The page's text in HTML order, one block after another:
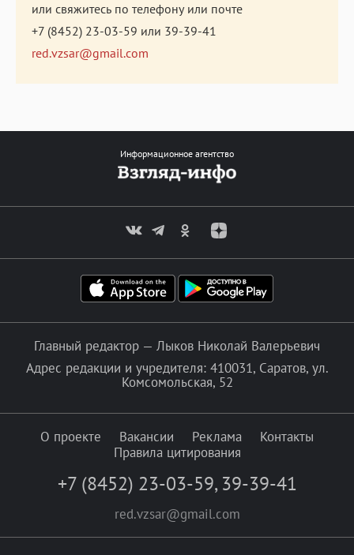
или свяжитесь по телефону или почте
+7 (8452) 23-03-59 или 39-39-41
red.vzsar@gmail.com
Информационное агентство
Главный редактор — Лыков Николай Валерьевич
Адрес редакции и учредителя: 410031, Саратов, ул.
Комсомольская, 52
О проекте Вакансии Реклама
Контакты
Правила цитирования
+7 (8452) 23-03-59, 39-39-41
red.vzsar@gmail.com